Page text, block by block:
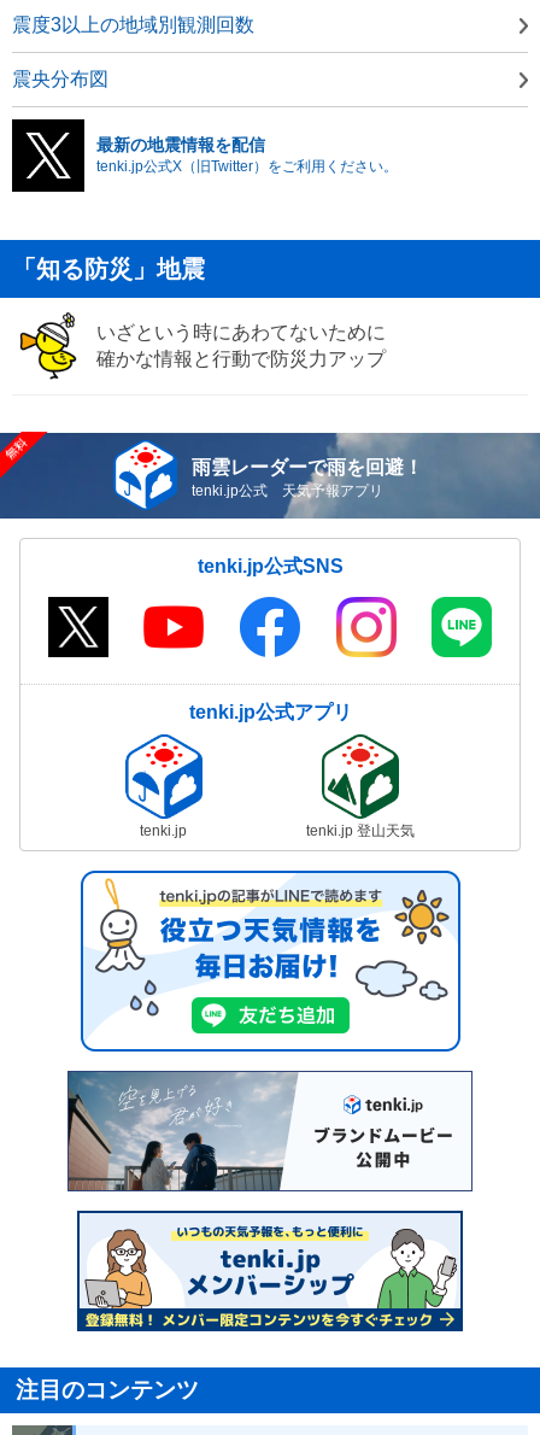
震度3以上の地域別観測回数
震央分布図
最新の地震情報を配信
tenki.jp公式X（旧Twitter）をご利用ください。
「知る防災」地震
いざという時にあわてないために
確かな情報と行動で防災力アップ
雨雲レーダーで雨を回避！
tenki.jp公式 天気予報アプリ
tenki.jp公式SNS
tenki.jp公式アプリ
tenki.jp tenki.jp 登山天気
注目のコンテンツ